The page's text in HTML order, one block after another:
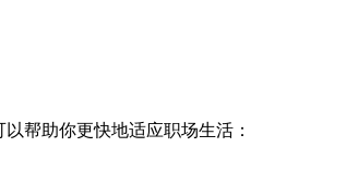
帮助你更快地适应职场生活：